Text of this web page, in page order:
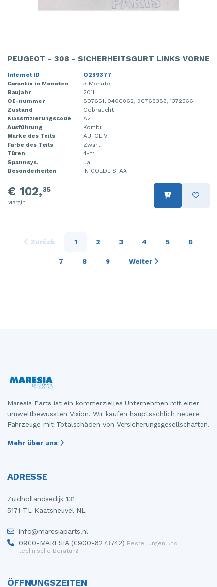
PEUGEOT - 308 - SICHERHEITSGURT LINKS VORNE
Internet ID
O289377
Garantie in Monaten
3 Monate
Baujahr
2011
OE-nummer
8976S1, 0406062, 96768383, 1372366
Zustand
Gebraucht
Klassifizierungscode
A2
Ausführung
Kombi
Marke des Teils
AUTOLIV
Farbe des Teils
Zwart
Türen
4-tr
Spannsys.
Ja
Besonderheiten
IN GOEDE STAAT.
€ 102,35
Margin
Zurück 1 2 3 4 5 6
7 8 9 Weiter
Maresia Parts ist ein kommerzielles Unternehmen mit einer
umweltbewussten Vision. Wir kaufen hauptsächlich neuere
Fahrzeuge mit Totalschäden von Versicherungsgesellschaften.
Mehr über uns
ADRESSE
Zuidhollandsedijk 131
5171 TL Kaatsheuvel NL
info@maresiaparts.nl
0900-MARESIA (0900-6273742) Bestellungen und
technische Beratung
ÖFFNUNGSZEITEN